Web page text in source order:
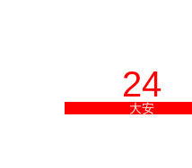
24
大安